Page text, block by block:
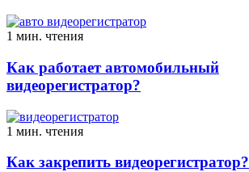
1 мин. чтения
Как работает автомобильный
видеорегистратор?
1 мин. чтения
Как закрепить видеорегистратор?